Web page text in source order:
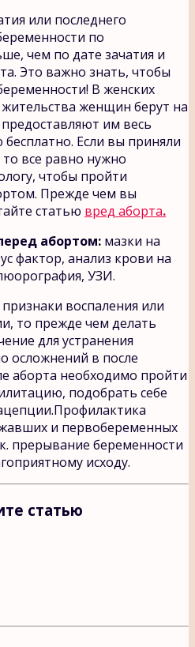
или последнего
по
чем по дате зачатия и
Это важно знать, чтобы
В женских
жительства женщин берут на
им весь
Если вы приняли
все равно нужно
чтобы пройти
Прежде чем вы
статью вред аборта.
абортом: мазки на
фактор, анализ крови на
УЗИ.
воспаления или
то прежде чем делать
для устранения
осложнений в после
аборта необходимо пройти
подобрать себе
и первобеременных
прерывание беременности
исходу.
статью